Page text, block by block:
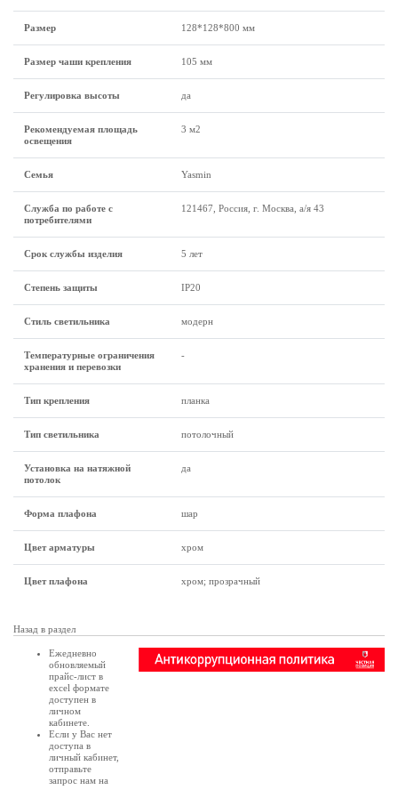
Размеp 128*128*800 мм
Размер чаши крепления 105 мм
Регулировка высоты да
Рекомендуемая площадь
освещения
3 м2
Семья Yasmin
Служба по работе с
потребителями
121467, Россия, г. Москва, а/я 43
Срок службы изделия 5 лет
Степень защиты IP20
Стиль светильника модерн
Температурные ограничения
хранения и перевозки
-
Тип крепления планка
Тип светильника потолочный
Установка на натяжной
потолок
да
Форма плафона шар
Цвет арматуры хром
Цвет плафона хром; прозрачный
Назад в раздел
Ежедневно
обновляемый
прайс-лист в
excel формате
доступен в
личном
кабинете
Если у Вас нет
доступа в
личный кабинет,
отправьте
запрос нам на